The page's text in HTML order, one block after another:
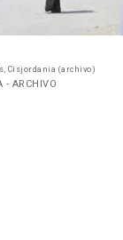
Cisjordania (archivo)
- ARCHIVO